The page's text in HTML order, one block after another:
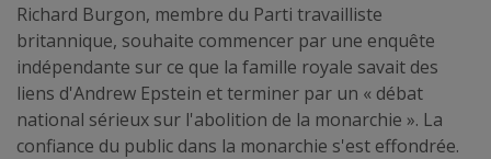
Richard Burgon, membre du Parti travailliste
britannique, souhaite commencer par une enquête
indépendante sur ce que la famille royale savait des
liens d'Andrew Epstein et terminer par un « débat
national sérieux sur l'abolition de la monarchie ». La
confiance du public dans la monarchie s'est effondrée.